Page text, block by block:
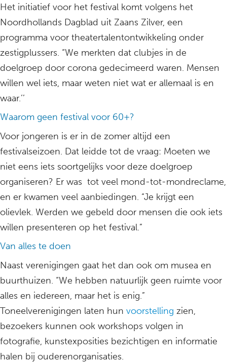
Het initiatief voor het festival komt volgens het
Noordhollands Dagblad uit Zaans Zilver, een
programma voor theatertalentontwikkeling onder
zestigplussers. “We merkten dat clubjes in de
doelgroep door corona gedecimeerd waren. Mensen
willen wel iets, maar weten niet wat er allemaal is en
waar.’’
Waarom geen festival voor 60+?
Voor jongeren is er in de zomer altijd een
festivalseizoen. Dat leidde tot de vraag: Moeten we
niet eens iets soortgelijks voor deze doelgroep
organiseren? Er was tot veel mond-tot-mondreclame,
en er kwamen veel aanbiedingen. “Je krijgt een
olievlek. Werden we gebeld door mensen die ook iets
willen presenteren op het festival.”
Van alles te doen
Naast verenigingen gaat het dan ook om musea en
buurthuizen. “We hebben natuurlijk geen ruimte voor
alles en iedereen, maar het is enig.”
Toneelverenigingen laten hun voorstelling zien,
bezoekers kunnen ook workshops volgen in
fotografie, kunstexposities bezichtigen en informatie
halen bij ouderenorganisaties.